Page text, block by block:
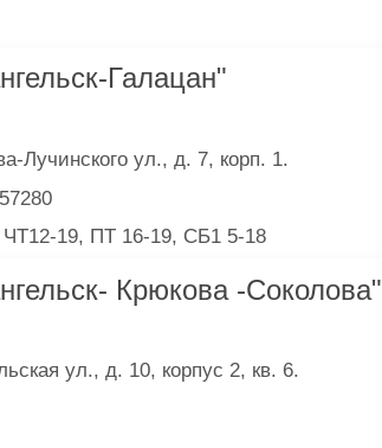
Галацан"
Лучинского ул., д. 7, корп. 1.
19, ПТ 16-19, СБ1 5-18
Крюкова -Соколова"
ул., д. 10, корпус 2, кв. 6.